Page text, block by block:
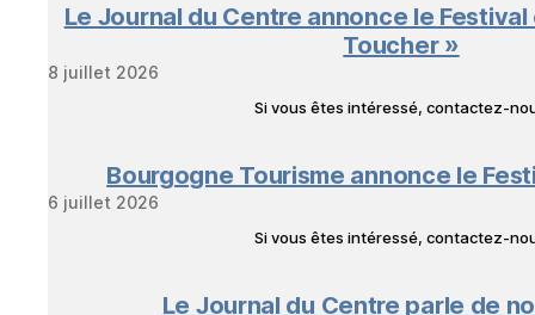
Le Journal du Centre annonce le
Toucher »
8 juillet 2026
Si vous êtes intéressé, contactez-
Bourgogne Tourisme annonce le
6 juillet 2026
Si vous êtes intéressé, contactez-
Le Journal du Centre parle de